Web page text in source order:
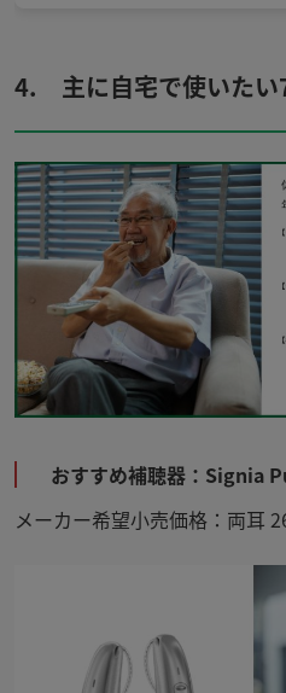
4. 主に自宅で使いたい
おすすめ補聴器：Signia
メーカー希望小売価格：両耳